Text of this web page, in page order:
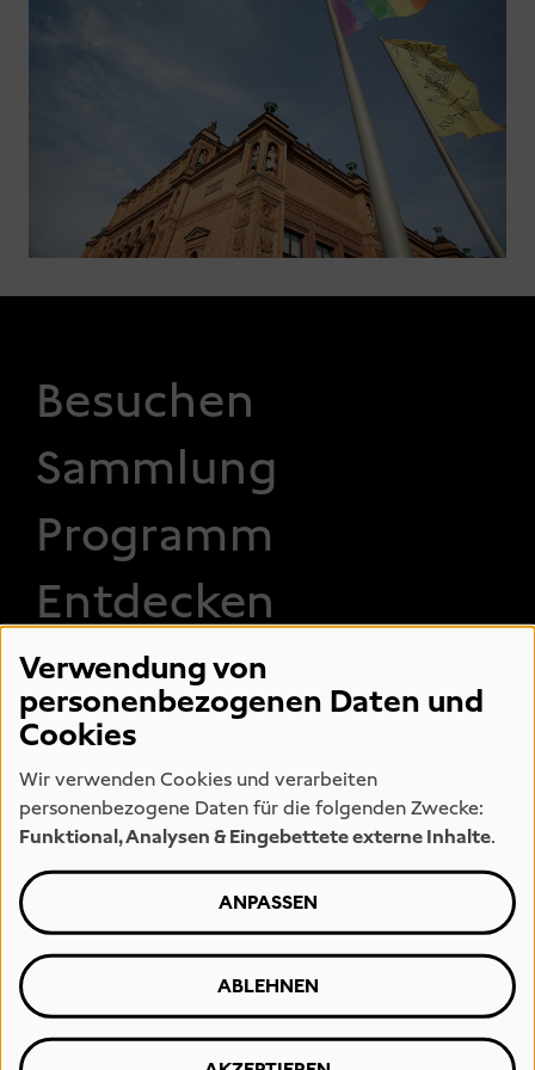
FOOTER 1
Besuchen
Sammlung
Programm
Entdecken
FOOTER 2
Museum
Öffnungszeiten
Presse
Vermietung
Engagement
Team
Kunstmeile
Hamburg
Museumsshop
FOOTER 3
Barrierefreiheit
Hinweise zum
Verwendung von
personenbezogenen Daten und
Cookies
Wir verwenden Cookies und verarbeiten
personenbezogene Daten für die folgenden Zwecke:
Funktional, Analysen & Eingebettete externe Inhalte.
ANPASSEN
ABLEHNEN